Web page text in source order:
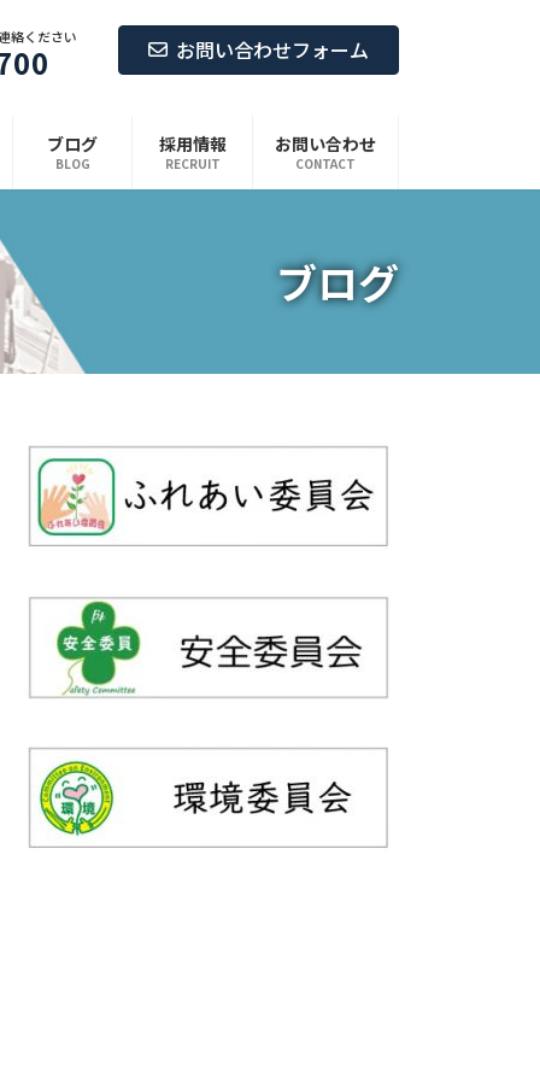
絡ください お問い合わせフォーム
ブログ
BLOG
採用情報
RECRUIT
お問い合わせ
CONTACT
ブログ